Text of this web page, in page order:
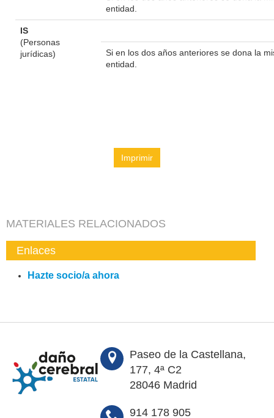
entidad.
IS
(Personas
jurídicas)
Si en los dos años anteriores se dona la
entidad.
Imprimir
MATERIALES RELACIONADOS
Enlaces
Hazte socio/a ahora
Paseo de la Castellana,
177, 4ª C2
28046 Madrid
914 178 905